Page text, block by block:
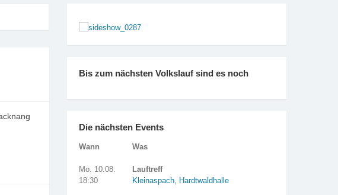
Bis zum nächsten Volkslauf sind es noch
Die nächsten Events
Wann Was
Mo. 10.08.
18:30
Lauftreff
Kleinaspach, Hardtwaldhalle